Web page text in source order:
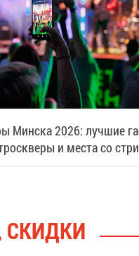
Мин­ска 2026: луч­шие
и ме­ста со
СКИД­КИ